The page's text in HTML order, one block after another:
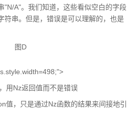
"N/A"。我们知道，这些看似空白的字段
符串。但是，错误是可以理解的，也是
图D
用Nz返回值而不是错误
值，只是通过Nz函数的结果来间接地引